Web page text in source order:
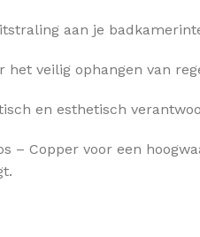
aan je
veilig ophangen van
en esthetisch
– Copper voor een